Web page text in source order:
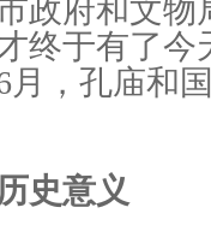
政府和文
终于有了
月，孔庙和
史意义